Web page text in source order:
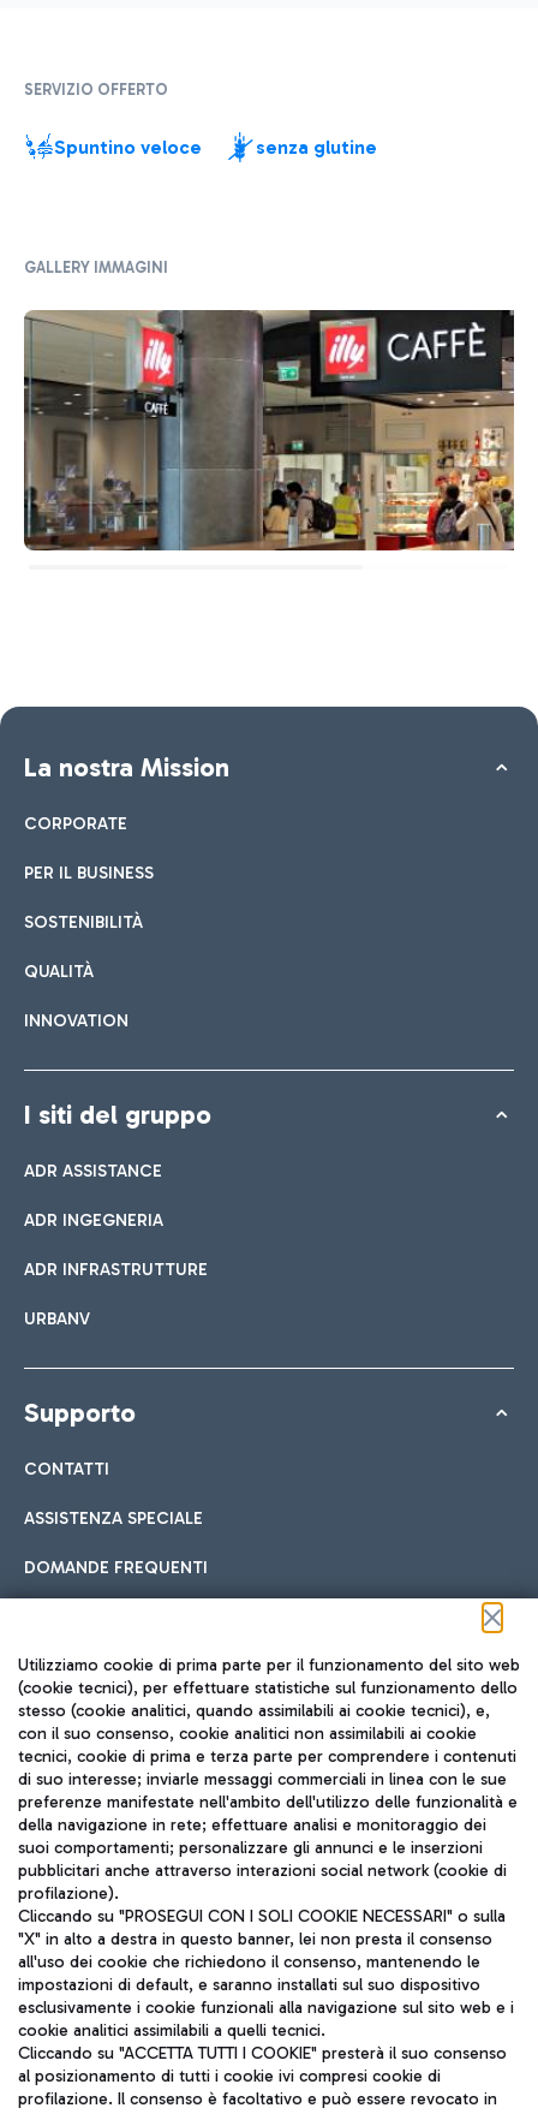
SERVIZIO OFFERTO
Spuntino veloce senza glutine
GALLERY IMMAGINI
La nostra Mission
CORPORATE
PER IL BUSINESS
SOSTENIBILITÀ
QUALITÀ
INNOVATION
I siti del gruppo
ADR ASSISTANCE
ADR INGEGNERIA
ADR INFRASTRUTTURE
URBANV
Supporto
CONTATTI
ASSISTENZA SPECIALE
DOMANDE FREQUENTI
Seguici sui social
TRAVEL JOURNAL
ITA
Aeroporti di Roma S.p.A. - Società soggetta a direzione e
coordinamento di Mundys S.p.A.
Codice fiscale e Registro delle Imprese di Roma 13032990155 P.
IVA 06572251004
Utilizziamo cookie di prima parte per il funzionamento del sito web
(cookie tecnici), per effettuare statistiche sul funzionamento dello
stesso (cookie analitici, quando assimilabili ai cookie tecnici), e,
con il suo consenso, cookie analitici non assimilabili ai cookie
tecnici, cookie di prima e terza parte per comprendere i contenuti
di suo interesse; inviarle messaggi commerciali in linea con le sue
preferenze manifestate nell'ambito dell'utilizzo delle funzionalità e
della navigazione in rete; effettuare analisi e monitoraggio dei
suoi comportamenti; personalizzare gli annunci e le inserzioni
pubblicitari anche attraverso interazioni social network (cookie di
profilazione).
Cliccando su "PROSEGUI CON I SOLI COOKIE NECESSARI" o sulla
"X" in alto a destra in questo banner, lei non presta il consenso
all'uso dei cookie che richiedono il consenso, mantenendo le
impostazioni di default, e saranno installati sul suo dispositivo
esclusivamente i cookie funzionali alla navigazione sul sito web e i
cookie analitici assimilabili a quelli tecnici.
Cliccando su "ACCETTA TUTTI I COOKIE" presterà il suo consenso
al posizionamento di tutti i cookie ivi compresi cookie di
profilazione. Il consenso è facoltativo e può essere revocato in